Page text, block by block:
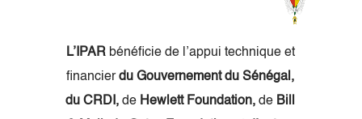
L’IPARbénéficie de l’appui technique et
financierdu Gouvernement du Sénégal,
du CRDI, de Hewlett Foundation, de Bill